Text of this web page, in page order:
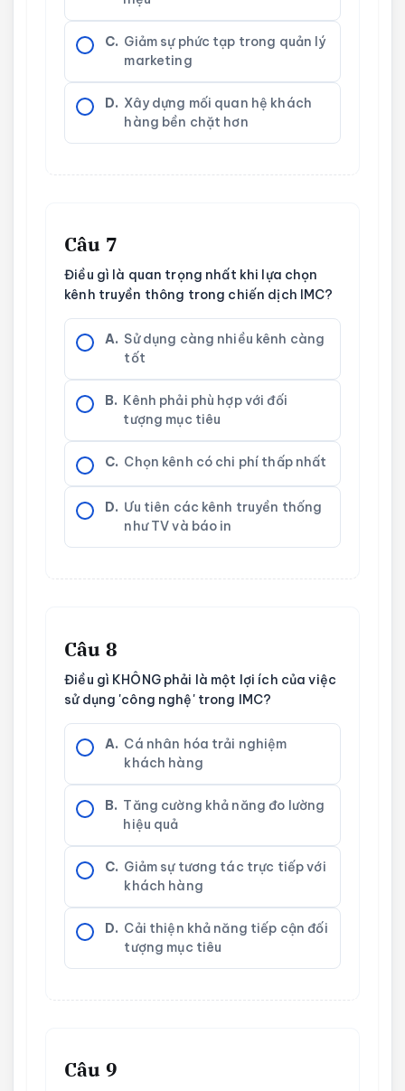
C. Giảm sự phức tạp trong quản lý
marketing
D. Xây dựng mối quan hệ khách
hàng bền chặt hơn
Câu 7
Điều gì là quan trọng nhất khi lựa chọn
kênh truyền thông trong chiến dịch IMC?
A. Sử dụng càng nhiều kênh càng
tốt
B. Kênh phải phù hợp với đối
tượng mục tiêu
C. Chọn kênh có chi phí thấp nhất
D. Ưu tiên các kênh truyền thống
như TV và báo in
Câu 8
Điều gì KHÔNG phải là một lợi ích của việc
sử dụng 'công nghệ' trong IMC?
A. Cá nhân hóa trải nghiệm
khách hàng
B. Tăng cường khả năng đo lường
hiệu quả
C. Giảm sự tương tác trực tiếp với
khách hàng
D. Cải thiện khả năng tiếp cận đối
tượng mục tiêu
Câu 9